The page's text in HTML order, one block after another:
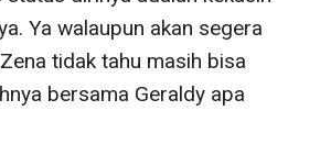
Ya walaupun akan segera
tidak tahu masih bisa
bersama Geraldy apa